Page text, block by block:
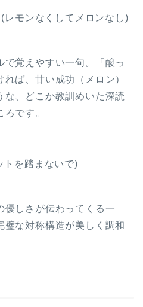
(レモンなくしてメロンなし)
覚えやすい一句。「酸っ
ば、甘い成功（メロン）
な、どこか教訓めいた深読
です。
トを踏まないで)
優しさが伝わってくる一
璧な対称構造が美しく調和